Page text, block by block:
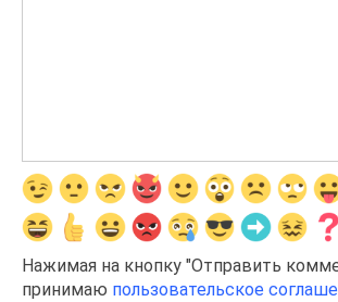
Нажимая на кнопку "Отправить
принимаю пользовательское